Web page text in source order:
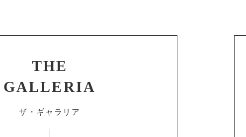
THE
GALLERIA
ザ・ギャラリア